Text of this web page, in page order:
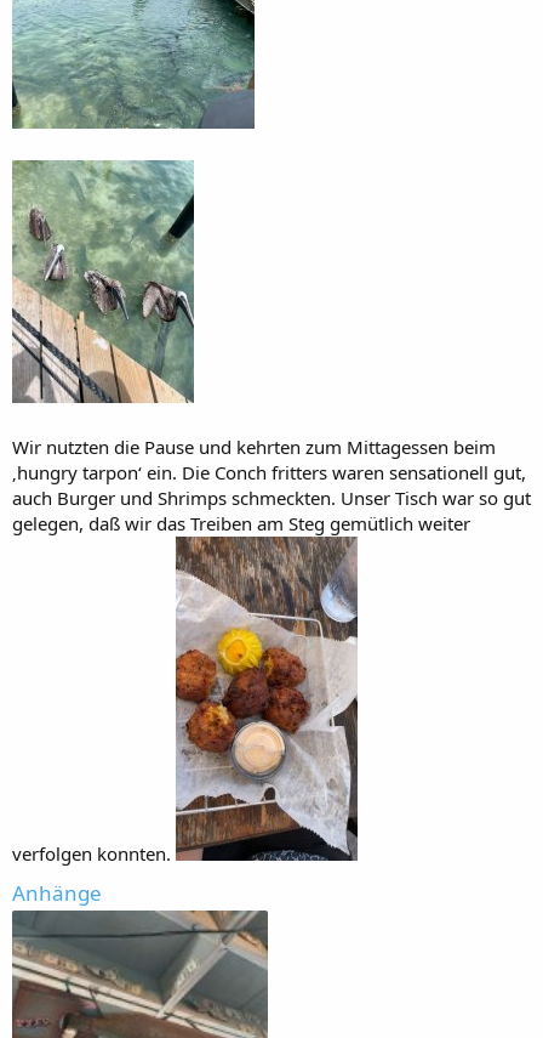
Wir nutzten die Pause und kehrten zum Mittagessen beim
‚hungry tarpon‘ ein. Die Conch fritters waren sensationell gut,
auch Burger und Shrimps schmeckten. Unser Tisch war so gut
gelegen, daß wir das Treiben am Steg gemütlich weiter
verfolgen konnten.
Anhänge